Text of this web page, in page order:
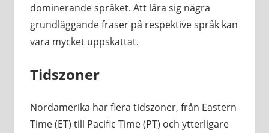
dominerande språket. Att lära sig några
grundläggande fraser på respektive språk kan
vara mycket uppskattat.
Tidszoner
Nordamerika har flera tidszoner, från Eastern
Time (ET) till Pacific Time (PT) och ytterligare